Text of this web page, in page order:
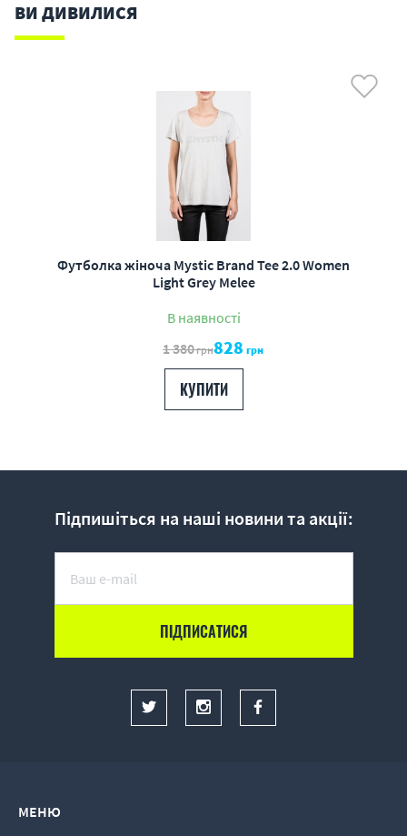
ВИ ДИВИЛИСЯ
Футболка жіноча Mystic Brand Tee 2.0 Women
Light Grey Melee
В наявності
1 380грн828 грн
КУПИТИ
Підпишіться на наші новини та акції:
МЕНЮ